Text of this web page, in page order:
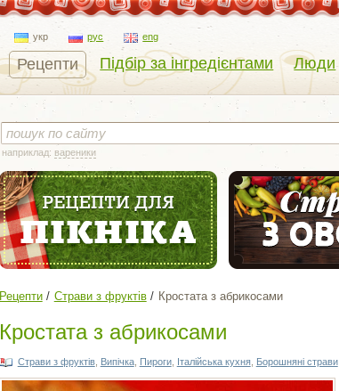
укр рус eng
Рецепти Підбір за інгредієнтами Люди
наприклад: вареники
Рецепти Страви з фруктів Кростата з абрикосами
Кростата з абрикосами
Страви з фруктів, Випічка, Пироги, Італійська кухня, Борошняні страви